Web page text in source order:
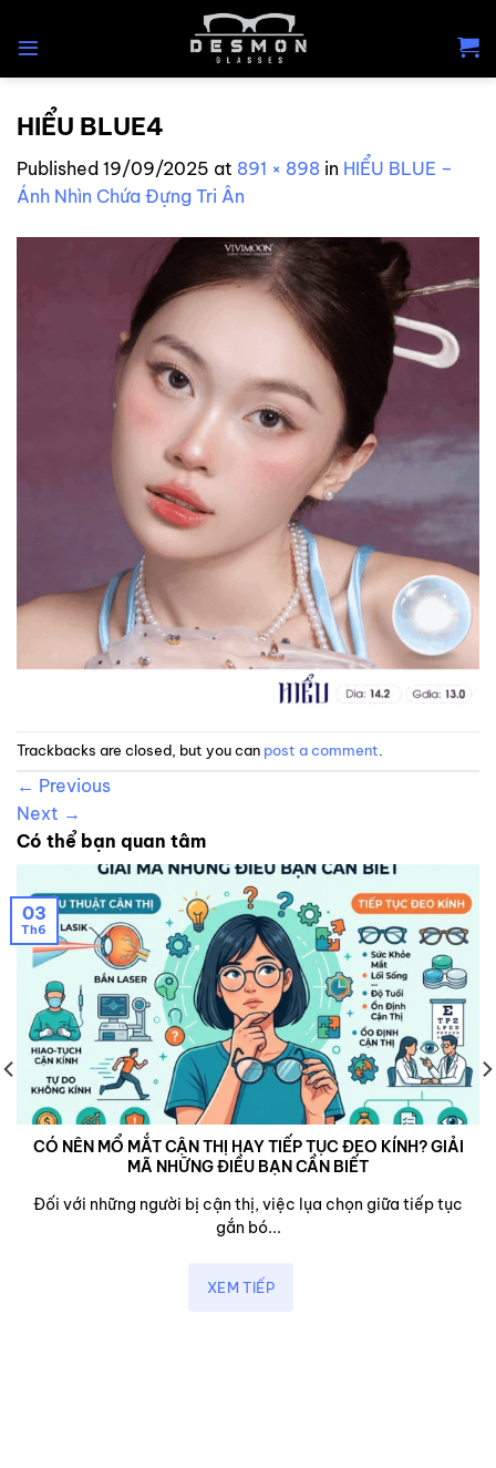
HIỂU BLUE4
Published 19/09/2025 at 891 × 898 in HIỂU BLUE –
Ánh Nhìn Chứa Đựng Tri Ân
Trackbacks are closed, but you can post a comment
← Previous
Next →
Có thể bạn quan tâm
CÓ NÊN MỔ MẮT CẬN THỊ HAY TIẾP TỤC ĐEO KÍNH? GIẢI
MÃ NHỮNG ĐIỀU BẠN CẦN BIẾT
Đối với những người bị cận thị, việc lụa chọn giữa tiếp tục
gắn bó...
XEM TIẾP
03
Th6